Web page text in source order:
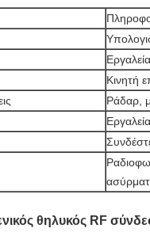
Εργαλεία
Κινητή
Ράδαρ,
Εργαλεία
θηλυκός RF